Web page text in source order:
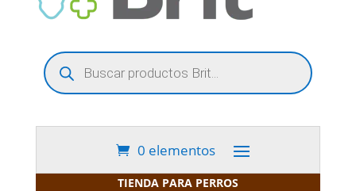
Búsqueda
de
productos
0 elementos
TIENDA PARA PERROS